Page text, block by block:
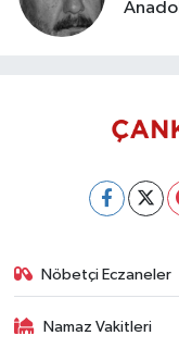
Nöbetçi Eczaneler
Namaz Vakitleri